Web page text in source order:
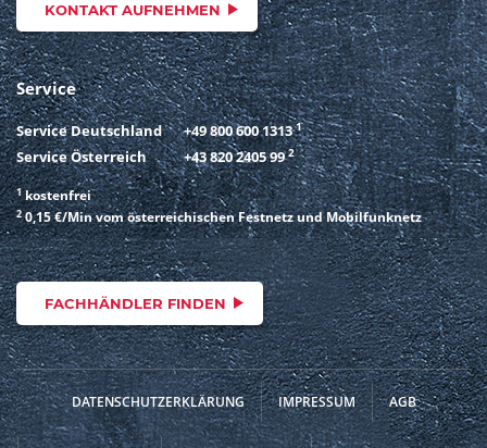
KONTAKT AUFNEHMEN
Service
Service Deutschland +49 800 600 1313 1
Service Österreich +43 820 2405 99 2
1kostenfrei
20,15 €/Min vom österreichischen Festnetz und Mobilfunknetz
FACHHÄNDLER FINDEN
DATENSCHUTZERKLÄRUNG IMPRESSUM AGB